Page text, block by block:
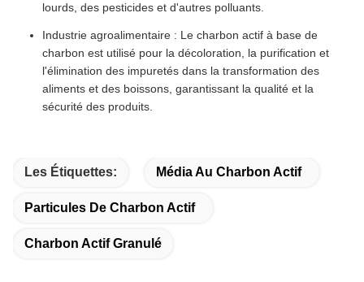
lourds, des pesticides et d'autres polluants.
Industrie agroalimentaire : Le charbon actif à base de
charbon est utilisé pour la décoloration, la purification et
l'élimination des impuretés dans la transformation des
aliments et des boissons, garantissant la qualité et la
sécurité des produits.
Les Étiquettes: Média Au Charbon Actif
Particules De Charbon Actif
Charbon Actif Granulé